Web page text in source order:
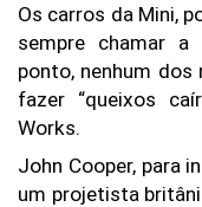
Os carros da Mini,
sempre chamar a
ponto, nenhum
fazer “queixos
Works.
John Cooper, para
um projetista